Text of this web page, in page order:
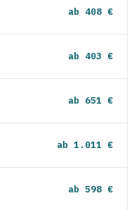
ab 408 €
ab 403 €
ab 651 €
ab 1.011 €
ab 598 €